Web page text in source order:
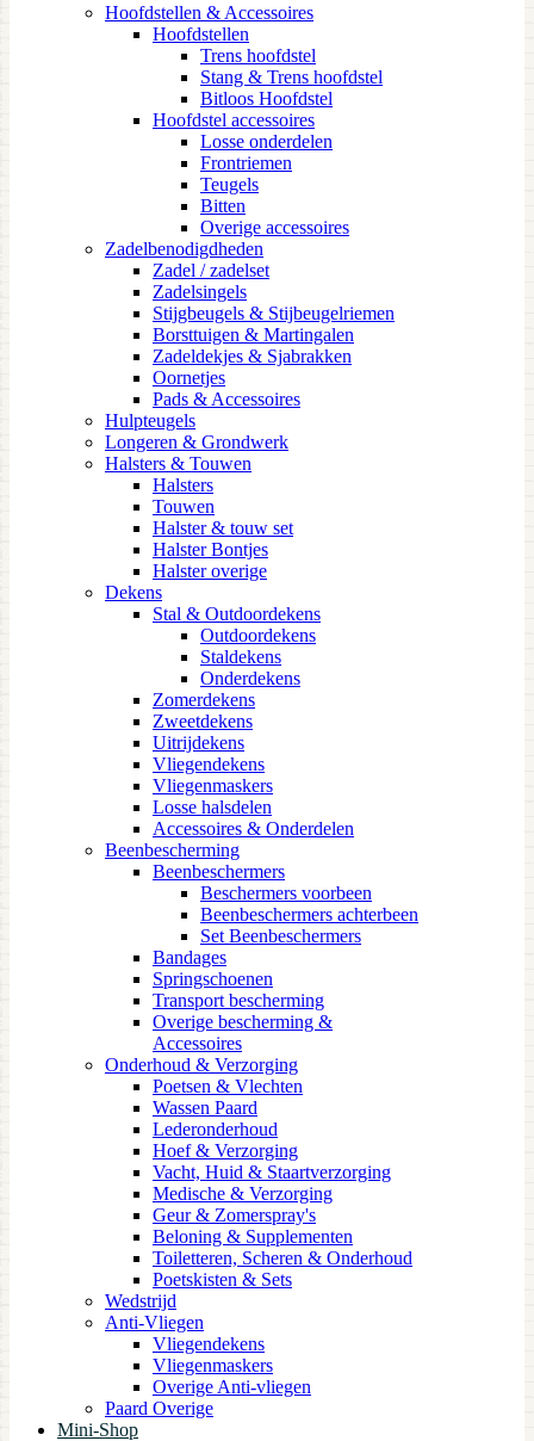
Hoofdstellen & Accessoires
Hoofdstellen
Trens hoofdstel
Stang & Trens hoofdstel
Bitloos Hoofdstel
Hoofdstel accessoires
Losse onderdelen
Frontriemen
Teugels
Bitten
Overige accessoires
Zadelbenodigdheden
Zadel / zadelset
Zadelsingels
Stijgbeugels & Stijbeugelriemen
Borsttuigen & Martingalen
Zadeldekjes & Sjabrakken
Oornetjes
Pads & Accessoires
Hulpteugels
Longeren & Grondwerk
Halsters & Touwen
Halsters
Touwen
Halster & touw set
Halster Bontjes
Halster overige
Dekens
Stal & Outdoordekens
Outdoordekens
Staldekens
Onderdekens
Zomerdekens
Zweetdekens
Uitrijdekens
Vliegendekens
Vliegenmaskers
Losse halsdelen
Accessoires & Onderdelen
Beenbescherming
Beenbeschermers
Beschermers voorbeen
Beenbeschermers achterbeen
Set Beenbeschermers
Bandages
Springschoenen
Transport bescherming
Overige bescherming &
Accessoires
Onderhoud & Verzorging
Poetsen & Vlechten
Wassen Paard
Lederonderhoud
Hoef & Verzorging
Vacht, Huid & Staartverzorging
Medische & Verzorging
Geur & Zomerspray's
Beloning & Supplementen
Toiletteren, Scheren & Onderhoud
Poetskisten & Sets
Wedstrijd
Anti-Vliegen
Vliegendekens
Vliegenmaskers
Overige Anti-vliegen
Paard Overige
Mini-Shop